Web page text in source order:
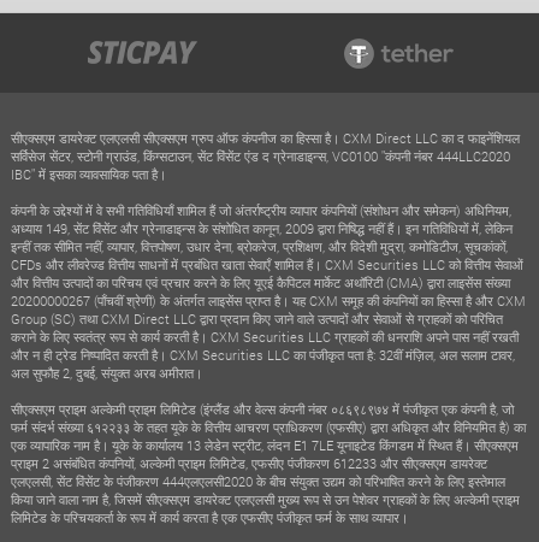
सीएक्सएम डायरेक्ट एलएलसी सीएक्सएम ग्रुप ऑफ कंपनीज का हिस्सा है। CXM Direct LLC का द फाइनेंशियल
सर्विसेज सेंटर, स्टोनी ग्राउंड, किंग्सटाउन, सेंट विंसेंट एंड द ग्रेनाडाइन्स, VC0100 "कंपनी नंबर 444LLC2020
IBC" में इसका व्यावसायिक पता है।
कंपनी के उद्देश्यों में वे सभी गतिविधियाँ शामिल हैं जो अंतर्राष्ट्रीय व्यापार कंपनियों (संशोधन और समेकन) अधिनियम,
अध्याय 149, सेंट विंसेंट और ग्रेनाडाइन्स के संशोधित कानून, 2009 द्वारा निषिद्ध नहीं हैं। इन गतिविधियों में, लेकिन
इन्हीं तक सीमित नहीं, व्यापार, वित्तपोषण, उधार देना, ब्रोकरेज, प्रशिक्षण, और विदेशी मुद्रा, कमोडिटीज, सूचकांकों,
CFDs और लीवरेज्ड वित्तीय साधनों में प्रबंधित खाता सेवाएँ शामिल हैं। CXM Securities LLC को वित्तीय सेवाओं
और वित्तीय उत्पादों का परिचय एवं प्रचार करने के लिए यूएई कैपिटल मार्केट अथॉरिटी (CMA) द्वारा लाइसेंस संख्या
20200000267 (पाँचवीं श्रेणी) के अंतर्गत लाइसेंस प्राप्त है। यह CXM समूह की कंपनियों का हिस्सा है और CXM
Group (SC) तथा CXM Direct LLC द्वारा प्रदान किए जाने वाले उत्पादों और सेवाओं से ग्राहकों को परिचित
कराने के लिए स्वतंत्र रूप से कार्य करती है। CXM Securities LLC ग्राहकों की धनराशि अपने पास नहीं रखती
और न ही ट्रेड निष्पादित करती है। CXM Securities LLC का पंजीकृत पता है: 32वीं मंज़िल, अल सलाम टावर,
अल सुफौह 2, दुबई, संयुक्त अरब अमीरात।
सीएक्सएम प्राइम अल्केमी प्राइम लिमिटेड (इंग्लैंड और वेल्स कंपनी नंबर ०८६९८९७४ में पंजीकृत एक कंपनी है, जो
फर्म संदर्भ संख्या ६१२२३३ के तहत यूके के वित्तीय आचरण प्राधिकरण (एफसीए) द्वारा अधिकृत और विनियमित है) का
एक व्यापारिक नाम है। यूके के कार्यालय 13 लेडेन स्ट्रीट, लंदन E1 7LE यूनाइटेड किंगडम में स्थित हैं। सीएक्सएम
प्राइम 2 असंबंधित कंपनियों, अल्केमी प्राइम लिमिटेड, एफसीए पंजीकरण 612233 और सीएक्सएम डायरेक्ट
एलएलसी, सेंट विंसेंट के पंजीकरण 444एलएलसी2020 के बीच संयुक्त उद्यम को परिभाषित करने के लिए इस्तेमाल
किया जाने वाला नाम है, जिसमें सीएक्सएम डायरेक्ट एलएलसी मुख्य रूप से उन पेशेवर ग्राहकों के लिए अल्केमी प्राइम
लिमिटेड के परिचयकर्ता के रूप में कार्य करता है एक एफसीए पंजीकृत फर्म के साथ व्यापार।